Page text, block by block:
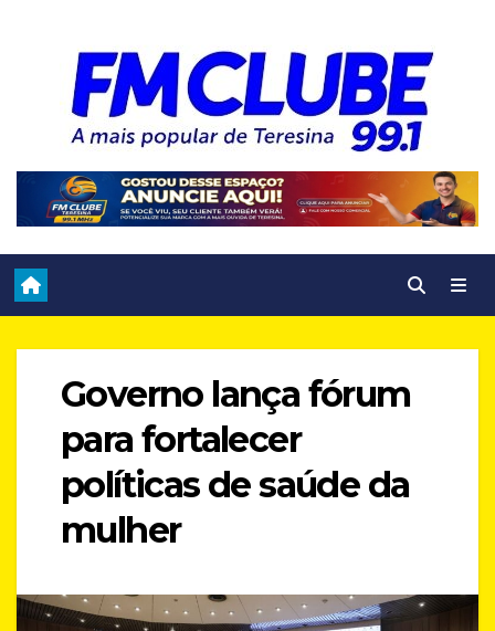
Governo lança fórum
para fortalecer
políticas de saúde da
mulher